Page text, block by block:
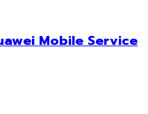
Mobile Service